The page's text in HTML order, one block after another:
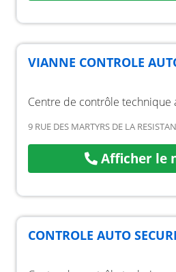
VIANNE CONTROLE
Centre de contrôle technique
9 RUE DES MARTYRS DE LA
Afficher le
CONTROLE AUTO